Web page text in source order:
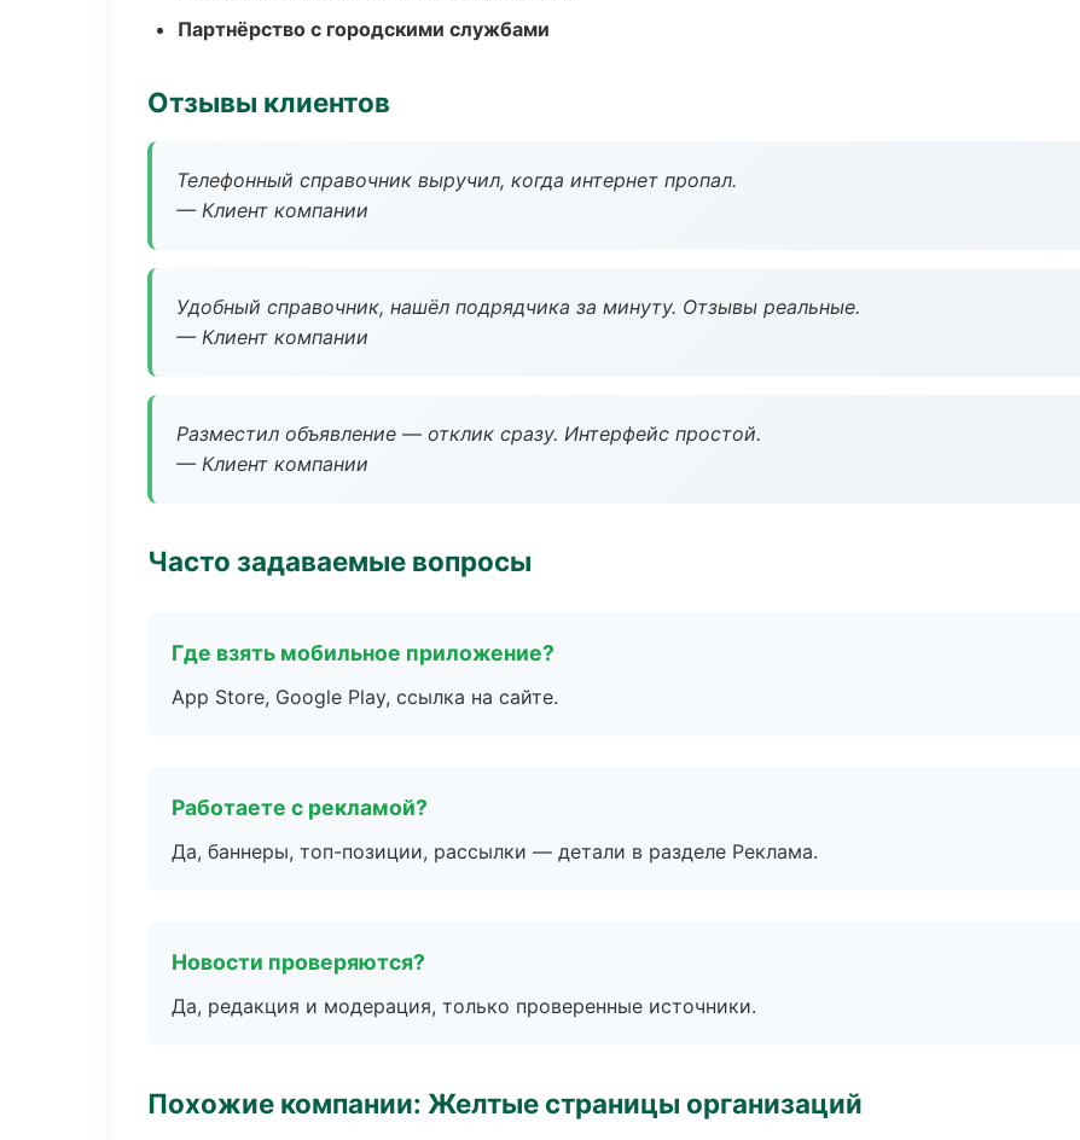
Партнёрство с городскими службами
Отзывы клиентов
Телефонный справочник выручил, когда интернет пропал.
— Клиент компании
Удобный справочник, нашёл подрядчика за минуту. Отзывы реальные.
— Клиент компании
Разместил объявление — отклик сразу. Интерфейс простой.
— Клиент компании
Часто задаваемые вопросы
Где взять мобильное приложение?
App Store, Google Play, ссылка на сайте.
Работаете с рекламой?
Да, баннеры, топ-позиции, рассылки — детали в разделе Реклама.
Новости проверяются?
Да, редакция и модерация, только проверенные источники.
Похожие компании: Желтые страницы организаций